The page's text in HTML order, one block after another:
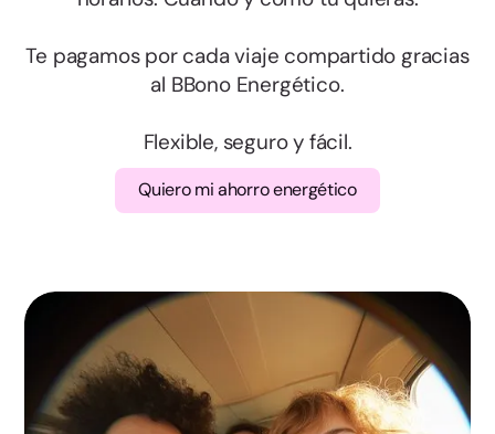
Palencia
Salamanca
Segovia
Soria
Valladolid
Zamora
Albacete
Te pagamos por cada viaje compartido gracias
al BBono Energético.
Flexible, seguro y fácil.
Quiero mi ahorro energético